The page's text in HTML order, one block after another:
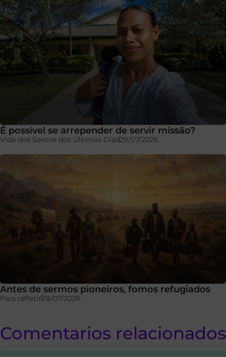
É possível se arrepender de servir missão?
Vida dos Santos dos Últimos Dias29/07/2026
Antes de sermos pioneiros, fomos refugiados
Para refletir28/07/2026
Comentarios relacionados